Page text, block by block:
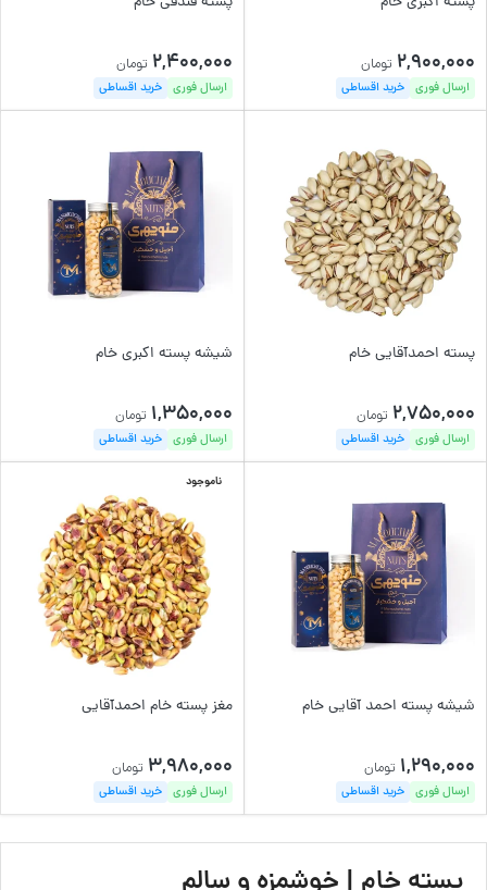
2,900,000 تومان
ارسال فوری خرید اقساطی
2,400,000 تومان
ارسال فوری خرید اقساطی
پسته احمدآقایی خام
2,750,000 تومان
ارسال فوری خرید اقساطی
شیشه پسته اکبری خام
1,350,000 تومان
ارسال فوری خرید اقساطی
شیشه پسته احمد آقایی خام
1,290,000 تومان
ارسال فوری خرید اقساطی
ناموجود
مغز پسته خام احمدآقایی
3,980,000 تومان
ارسال فوری خرید اقساطی